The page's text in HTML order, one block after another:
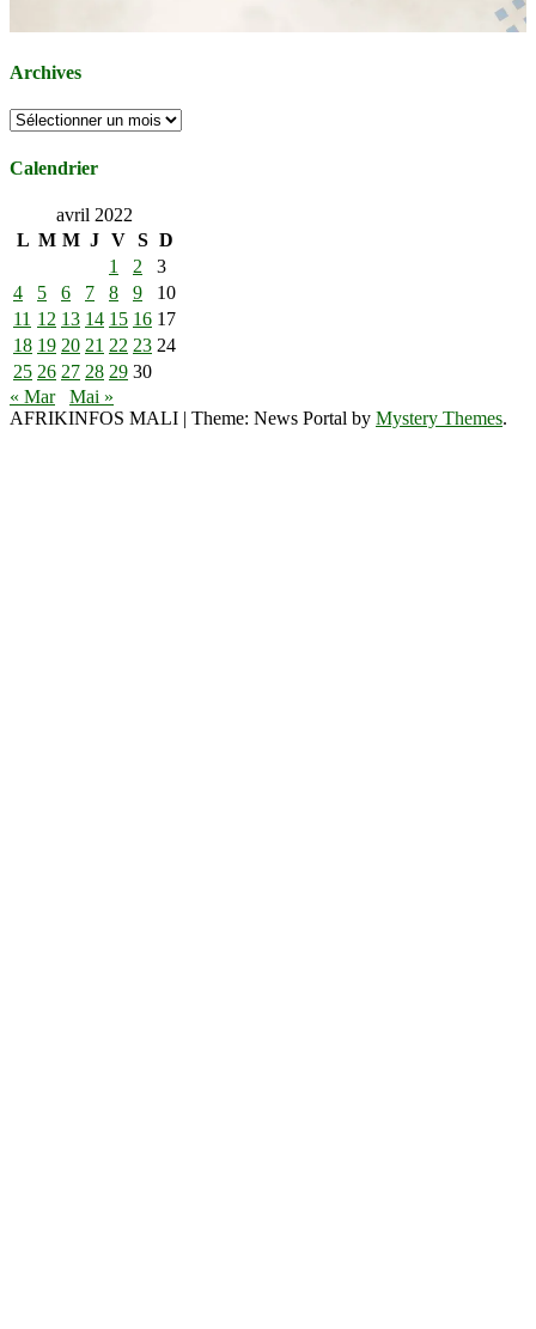
Archives
Archives
Calendrier
avril 2022
L M M J V S D
1
2
3
4
5 6 7 8 9
10
11 12 13 14 15 16 17
18 19 20 21 22 23 24
25 26 27 28 29 30
« Mar
Mai »
AFRIKINFOS MALI | Theme: News Portal by Mystery Themes.